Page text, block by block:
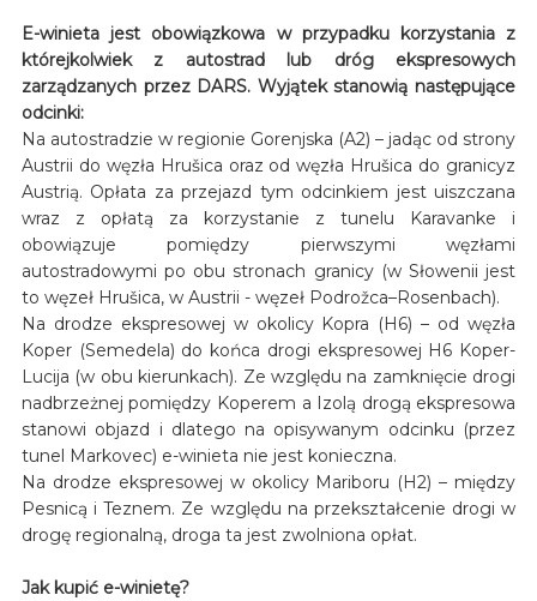
E-winieta jest obowiązkowa w przypadku korzystania z
którejkolwiek z autostrad lub dróg ekspresowych
zarządzanych przez DARS. Wyjątek stanowią następujące
odcinki:
Na autostradzie w regionie Gorenjska (A2) – jadąc od strony
Austrii do węzła Hrušica oraz od węzła Hrušica do granicyz
Austrią. Opłata za przejazd tym odcinkiem jest uiszczana
wraz z opłatą za korzystanie z tunelu Karavanke i
obowiązuje pomiędzy pierwszymi węzłami
autostradowymi po obu stronach granicy (w Słowenii jest
to węzeł Hrušica, w Austrii - węzeł Podrožca–Rosenbach).
Na drodze ekspresowej w okolicy Kopra (H6) – od węzła
Koper (Semedela) do końca drogi ekspresowej H6 Koper-
Lucija (w obu kierunkach). Ze względu na zamknięcie drogi
nadbrzeżnej pomiędzy Koperem a Izolą drogą ekspresowa
stanowi objazd i dlatego na opisywanym odcinku (przez
tunel Markovec) e-winieta nie jest konieczna.
Na drodze ekspresowej w okolicy Mariboru (H2) – między
Pesnicą i Teznem. Ze względu na przekształcenie drogi w
drogę regionalną, droga ta jest zwolniona opłat.
Jak kupić e-winietę?